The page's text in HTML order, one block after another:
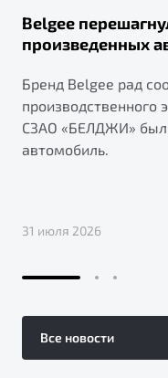
Belgee
произведенных
Бренд Belgee рад
производственного
СЗАО «БЕЛДЖИ» был
автомобиль.
31 июля 2026
Все новости